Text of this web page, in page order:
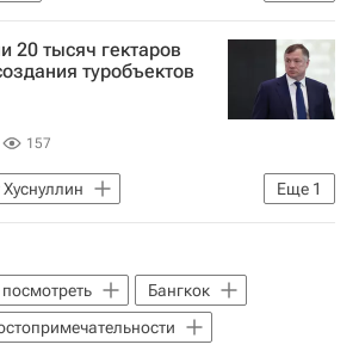
20 тысяч гектаров
туробъектов
157
Еще 1
посмотреть
Бангкок